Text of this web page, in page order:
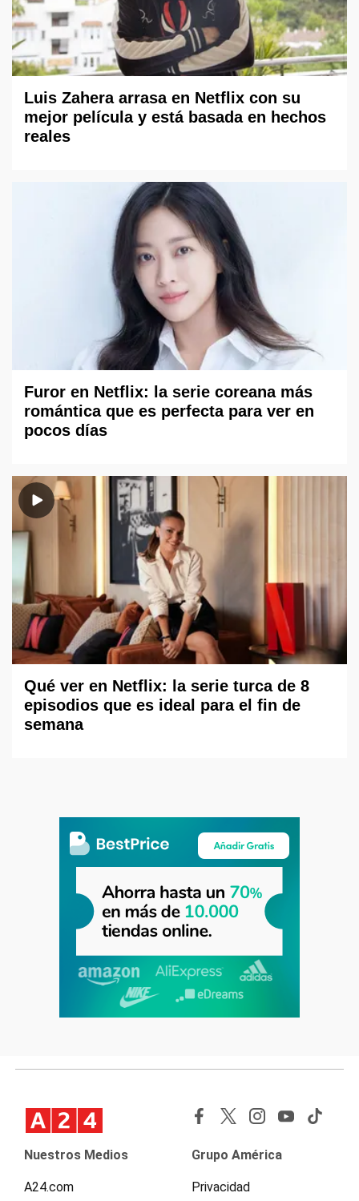
Luis Zahera arrasa en Netflix con su
mejor película y está basada en hechos
reales
Furor en Netflix: la serie coreana más
romántica que es perfecta para ver en
pocos días
Qué ver en Netflix: la serie turca de 8
episodios que es ideal para el fin de
semana
Nuestros Medios
A24.com
Grupo América
Privacidad